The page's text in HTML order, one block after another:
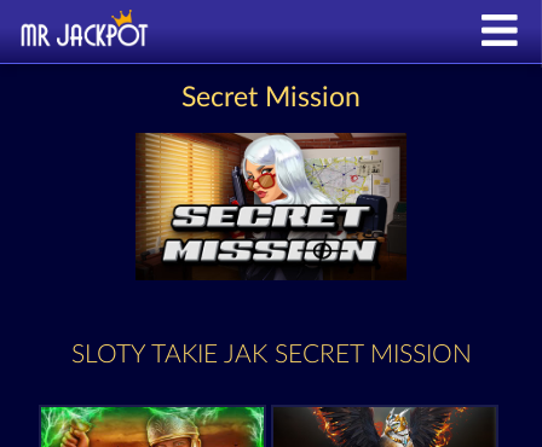
Secret Mission
SLOTY TAKIE JAK SECRET MISSION